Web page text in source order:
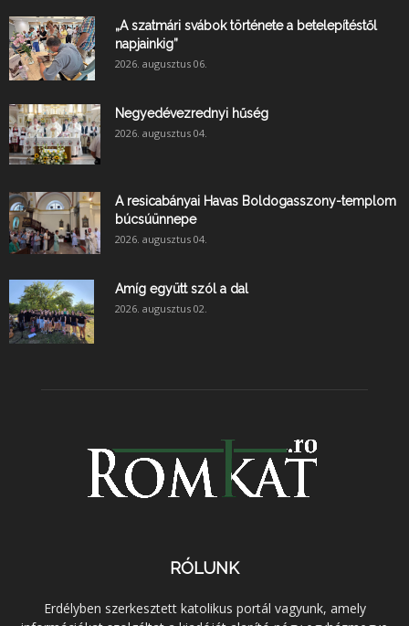
„A szatmári svábok története a betelepítéstől
napjainkig”
2026. augusztus 06.
Negyedévezrednyi hűség
2026. augusztus 04.
A resicabányai Havas Boldogasszony-templom
búcsúünnepe
2026. augusztus 04.
Amíg együtt szól a dal
2026. augusztus 02.
RÓLUNK
Erdélyben szerkesztett katolikus portál vagyunk, amely